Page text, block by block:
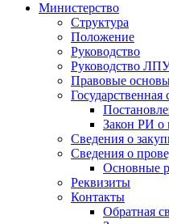
Министерство
Структура
Положение
Руководство
Руководство
Правовые основы
Государственная
Закон РИ о
Сведения о
Сведения о
Основные
Реквизиты
Контакты
Обратная